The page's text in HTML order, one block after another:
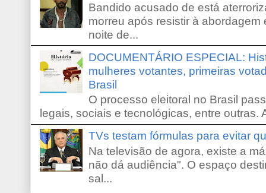
Bandido acusado de está
morreu após resistir à
noite de...
DOCUMENTÁRIO ESPECIAL:
mulheres votantes, primeiras
Brasil
O processo eleitoral no Brasil
legais, sociais e tecnológicas, entre outras.
TVs testam fórmulas para evitar
Na televisão de agora, existe a
não dá audiência". O espaço
sal...